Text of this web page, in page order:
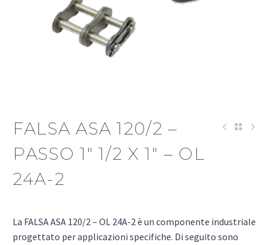
FALSA ASA 120/2 –
PASSO 1″ 1/2 X 1″ – OL
24A-2
La FALSA ASA 120/2 – OL 24A-2 è un componente industriale
progettato per applicazioni specifiche. Di seguito sono